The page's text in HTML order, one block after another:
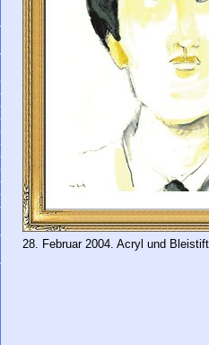
28. Februar 2004. Acryl und